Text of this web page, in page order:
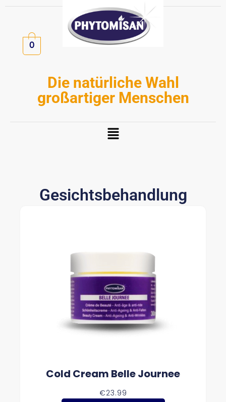
Zum
springen
0
Die natürliche Wahl
großartiger Menschen
Menü
Gesichtsbehandlung
Cold Cream Belle Journee
€23.99